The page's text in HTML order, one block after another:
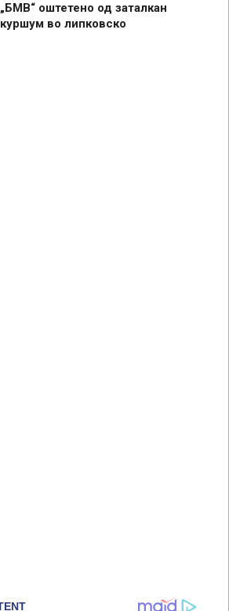
„БМВ“ оштетено од заталкан
куршум во липковско